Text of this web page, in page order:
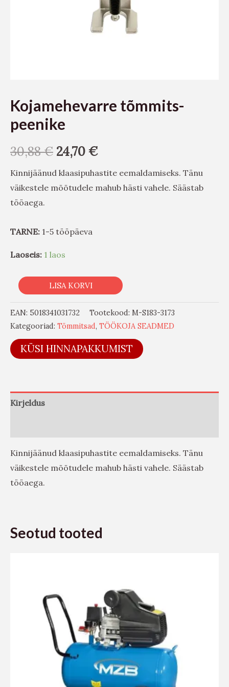
Kojamehevarre tõmmits-
peenike
30,88€ 24,70€
Kinnijäänud klaasipuhastite eemaldamiseks. Tänu
väikestele mõõtudele mahub hästi vahele. Säästab
tööaega.
TARNE: 1-5 tööpäeva
Laoseis: 1 laos
LISA KORVI
EAN: 5018341031732 Tootekood: M-S183-3173
Kategooriad: Tõmmitsad, TÖÖKOJA SEADMED
KÜSI HINNAPAKKUMIST
Kirjeldus
Kinnijäänud klaasipuhastite eemaldamiseks. Tänu
väikestele mõõtudele mahub hästi vahele. Säästab
tööaega.
Seotud tooted